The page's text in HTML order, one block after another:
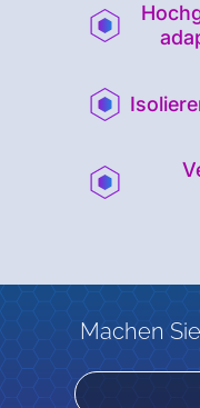
Machen